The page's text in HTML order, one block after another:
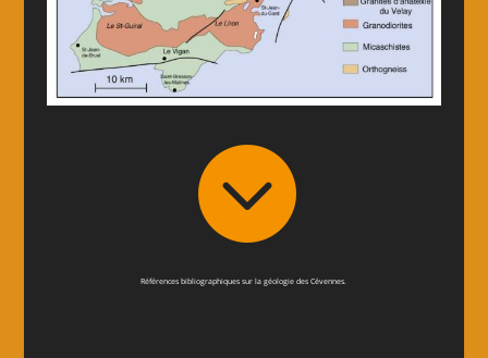

Références bibliographiques sur la géologie des Cévennes.